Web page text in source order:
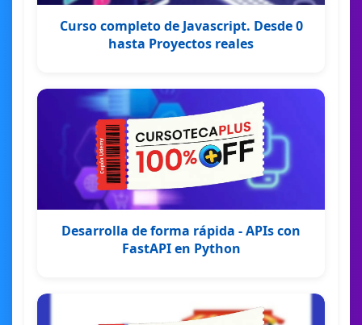
Curso completo de Javascript. Desde 0
hasta Proyectos reales
Desarrolla de forma rápida - APIs con
FastAPI en Python